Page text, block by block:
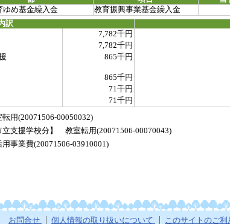
ゆめ基金繰入金
教育振興事業基金繰入金
訳
7,782千円
7,782千円
865千円
865千円
71千円
71千円
用(20071506-00050032)
支援学校分】 教室転用(20071506-00070043)
事業費(20071506-03910001)
お問合せ 個人情報の取り扱いについて このサイトのご利